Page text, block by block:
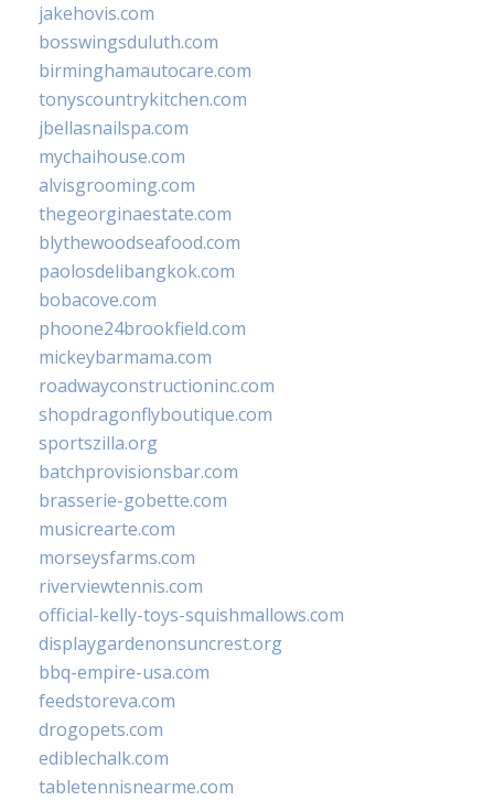
jakehovis.com
bosswingsduluth.com
birminghamautocare.com
tonyscountrykitchen.com
jbellasnailspa.com
mychaihouse.com
alvisgrooming.com
thegeorginaestate.com
blythewoodseafood.com
paolosdelibangkok.com
bobacove.com
phoone24brookfield.com
mickeybarmama.com
roadwayconstructioninc.com
shopdragonflyboutique.com
sportszilla.org
batchprovisionsbar.com
brasserie-gobette.com
musicrearte.com
morseysfarms.com
riverviewtennis.com
official-kelly-toys-squishmallows.com
displaygardenonsuncrest.org
bbq-empire-usa.com
feedstoreva.com
drogopets.com
ediblechalk.com
tabletennisnearme.com